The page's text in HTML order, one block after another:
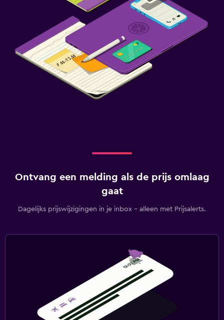
Ontvang een melding als de prijs omlaag
gaat
Dagelijks prijswijzigingen in je inbox - alleen met Prijsalerts.